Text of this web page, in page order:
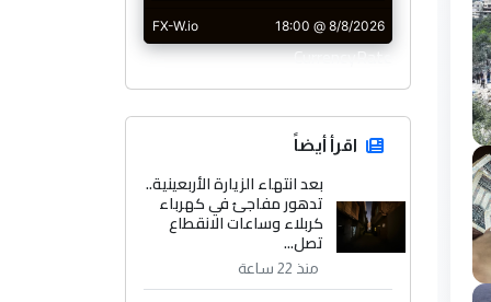
CurrencyRate
اقرأ أيضاً
بعد انتهاء الزيارة الأربعينية..
تدهور مفاجئ في كهرباء
كربلاء وساعات الانقطاع
تصل...
منذ 22 ساعة